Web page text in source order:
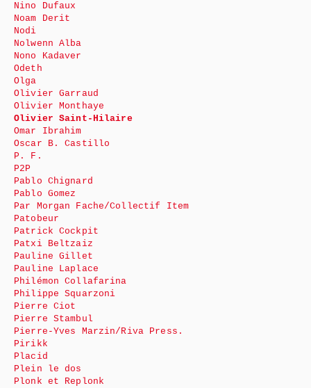
Nino Dufaux
Noam Derit
Nodi
Nolwenn Alba
Nono Kadaver
Odeth
Olga
Olivier Garraud
Olivier Monthaye
Olivier Saint-Hilaire
Omar Ibrahim
Oscar B. Castillo
P. F.
P2P
Pablo Chignard
Pablo Gomez
Par Morgan Fache/Collectif Item
Patobeur
Patrick Cockpit
Patxi Beltzaiz
Pauline Gillet
Pauline Laplace
Philémon Collafarina
Philippe Squarzoni
Pierre Ciot
Pierre Stambul
Pierre-Yves Marzin/Riva Press.
Pirikk
Placid
Plein le dos
Plonk et Replonk